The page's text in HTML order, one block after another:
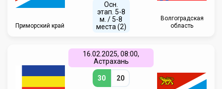
Приморский край
Осн.
этап. 5-8
м. / 5-8
места (2)
Волгоградская
область
16.02.2025, 08:00,
Астрахань
30 20